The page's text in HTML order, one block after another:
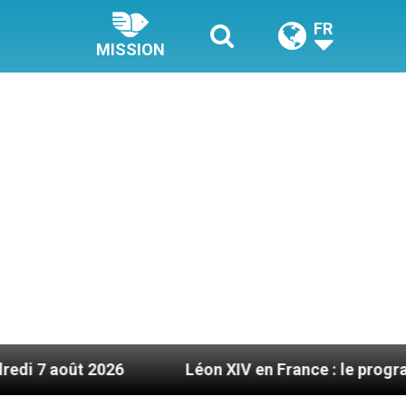
MISSION
FR
Léon XIV en France : le programme